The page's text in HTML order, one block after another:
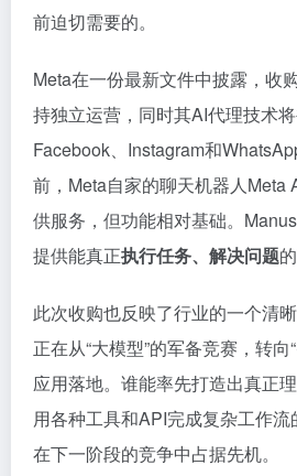
前迫切需要的。
Meta在一份最新文件中披露，收
持独立运营，同时其AI代理技术
Facebook、Instagram和
前，Meta自家的聊天机器人Meta
供服务，但功能相对基础。
提供能真正执行任务、解决问题
此次收购也反映了行业的一个清
正在从“大模型”的军备竞赛，转向
应用落地。谁能率先打造出真正
用各种工具和API完成复杂工作
在下一阶段的竞争中占据先机。